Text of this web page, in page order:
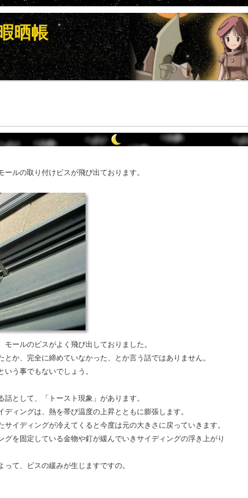
晒帳
ルの取り付けビスが飛び出ております。
ールのビスがよく飛び出しておりました。
とか、完全に締めていなかった、とか言う話ではありません。
う事でもないでしょう。
として、「トースト現象」があります。
ィングは、熱を帯び温度の上昇とともに膨張します。
サイディングが冷えてくると今度は元の大きさに戻っていきます。
グを固定している金物や釘が緩んでいきサイディングの浮き上がり
て、ビスの緩みが生じますですの。